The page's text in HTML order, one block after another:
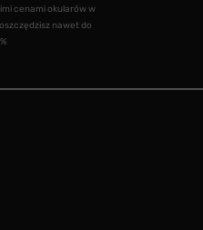
cenami okularów w
nawet do